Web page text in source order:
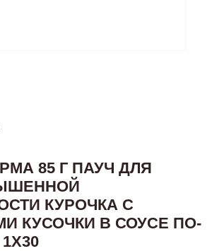
85 Г ПАУЧ ДЛЯ
КУРОЧКА С
КУСОЧКИ В СОУСЕ ПО-